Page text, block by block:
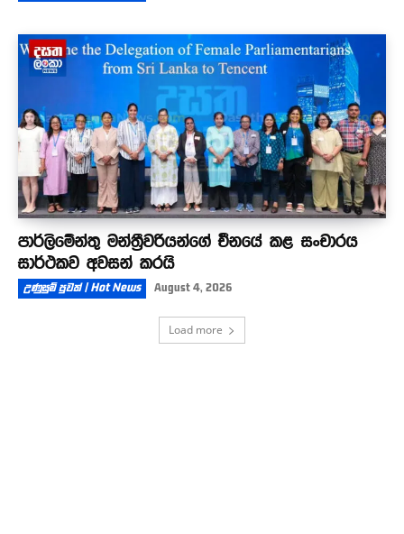
පාර්ලිමේන්තු මන්ත්‍රීවරියන්ගේ චීනයේ කළ සංචාරය
සාර්ථකව අවසන් කරයි
උණුසුම් පුවත් | Hot News August 4, 2026
Load more